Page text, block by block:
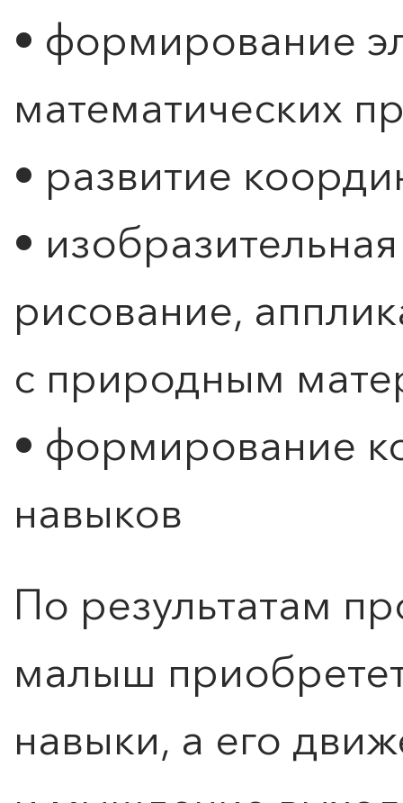
• формирование
математических
• развитие
•
рисование,
с природным
• формирование
навыков
По результатам
малыш
навыки, а его
Расписание и стоимость